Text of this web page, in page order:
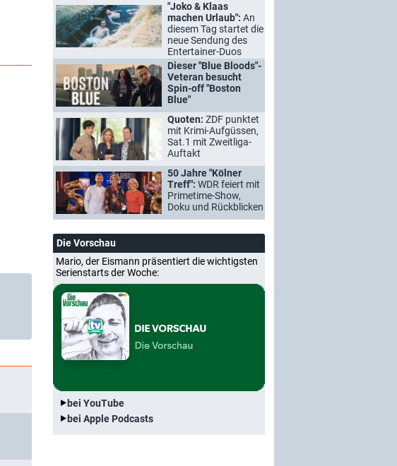
"Joko & Klaas
machen Urlaub": An
diesem Tag startet die
neue Sendung des
Entertainer-Duos
Dieser "Blue Bloods"-
Veteran besucht
Spin-off "Boston
Blue"
Quoten: ZDF punktet
mit Krimi-Aufgüssen,
Sat.1 mit Zweitliga-
Auftakt
50 Jahre "Kölner
Treff": WDR feiert mit
Primetime-Show,
Doku und Rückblicken
Die Vorschau
Mario, der Eismann präsentiert die wichtigsten
Serienstarts der Woche:
bei YouTube
bei Apple Podcasts